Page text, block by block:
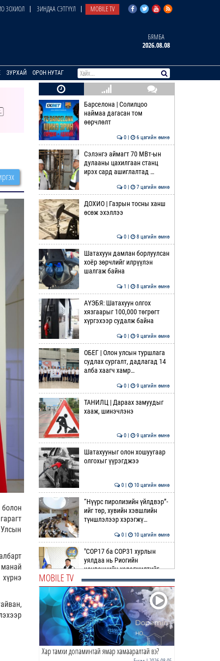
ЗОХИОЛ ЗИНДАА СЭТГҮҮЛ MOBILE TV
БЯМБА
2026.08.08
ЗУРХАЙ ОРОН НУТАГ
Барселона | Солилцоо
наймаа дагасан том
өөрчлөлт
0 | 6 цагийн өмнө
Сэлэнгэ аймагт 70 МВт-ын
дулааны цахилгаан станц
ирэх сард ашиглалтад …
0 | 7 цагийн өмнө
ДОХИО | Газрын тосны ханш
өсөж эхэллээ
0 | 8 цагийн өмнө
Шатахуун дамлан борлуулсан
хоёр зөрчлийг илрүүлэн
шалгаж байна
1 | 8 цагийн өмнө
АҮЭБЯ: Шатахуун олгох
хязгаарыг 100,000 төгрөгт
хүргэхээр судалж байна
0 | 9 цагийн өмнө
ОБЕГ | Олон улсын туршлага
судлах сургалт, дадлагад 14
алба хаагч хамр…
0 | 9 цагийн өмнө
ТАНИЛЦ | Дараах замуудыг
хааж, шинэчлэнэ
0 | 9 цагийн өмнө
Шатахууныг олон хошуугаар
олгохыг үүрэгджээ
0 | 10 цагийн өмнө
“Нүүрс пиролизийн үйлдвэр”-
ийг төр, хувийн хэвшлийн
түншлэлээр хэрэгжү…
0 | 10 цагийн өмнө
"COP17 ба COP31 хурлын
уялдаа нь Риогийн
конвенцийн хэрэгжилтийг
ахиул…
Монгол төрийн парадокс нь
шатахуун
0 | 11 цагийн өмнө
Б.Пүрэвдагва: Найман
MOBILE TV
Хар тамхи допаминтай ямар хамааралтай вэ?